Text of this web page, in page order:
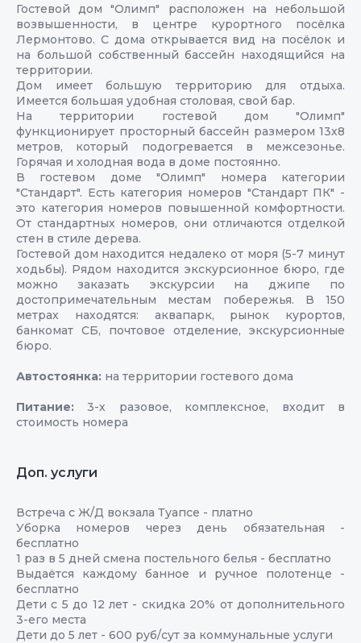
Гостевой дом "Олимп" расположен на небольшой
возвышенности, в центре курортного посёлка
Лермонтово. С дома открывается вид на посёлок и
на большой собственный бассейн находящийся на
территории.
Дом имеет большую территорию для отдыха.
Имеется большая удобная столовая, свой бар.
На территории гостевой дом "Олимп"
функционирует просторный бассейн размером 13х8
метров, который подогревается в межсезонье.
Горячая и холодная вода в доме постоянно.
В гостевом доме "Олимп" номера категории
"Стандарт". Есть категория номеров "Стандарт ПК" -
это категория номеров повышенной комфортности.
От стандартных номеров, они отличаются отделкой
стен в стиле дерева.
Гостевой дом находится недалеко от моря (5-7 минут
ходьбы). Рядом находится экскурсионное бюро, где
можно заказать экскурсии на джипе по
достопримечательным местам побережья. В 150
метрах находятся: аквапарк, рынок курортов,
банкомат СБ, почтовое отделение, экскурсионные
бюро.
Автостоянка: на территории гостевого дома
Питание:3-х разовое, комплексное, входит в
стоимость номера
Доп. услуги
Встреча с Ж/Д вокзала Туапсе - платно
Уборка номеров через день обязательная -
бесплатно
1 раз в 5 дней смена постельного белья - бесплатно
Выдаётся каждому банное и ручное полотенце -
бесплатно
Дети с 5 до 12 лет - скидка 20% от дополнительного
3-его места
Дети до 5 лет - 600 руб/сут за коммунальные услуги